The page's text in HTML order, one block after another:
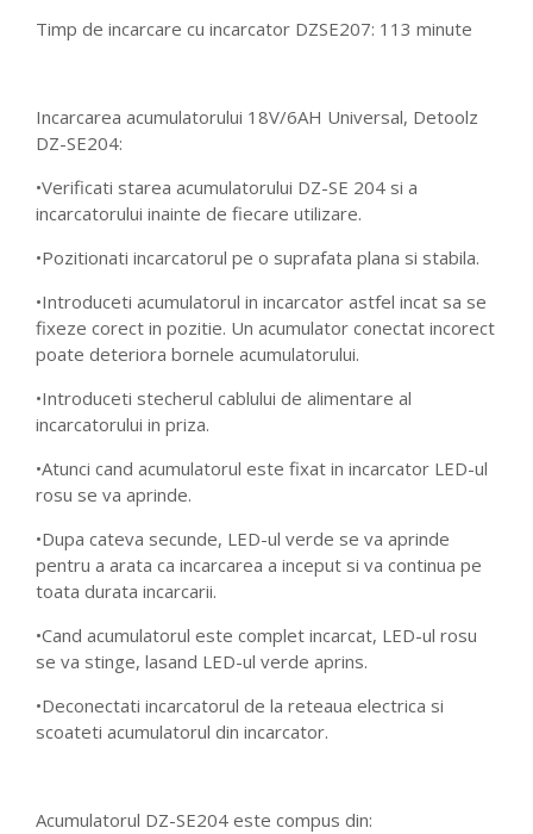
Timp de incarcare cu incarcator DZSE207: 113 minute
Incarcarea acumulatorului 18V/6AH Universal, Detoolz
DZ-SE204:
•Verificati starea acumulatorului DZ-SE 204 si a
incarcatorului inainte de fiecare utilizare.
•Pozitionati incarcatorul pe o suprafata plana si stabila.
•Introduceti acumulatorul in incarcator astfel incat sa se
fixeze corect in pozitie. Un acumulator conectat incorect
poate deteriora bornele acumulatorului.
•Introduceti stecherul cablului de alimentare al
incarcatorului in priza.
•Atunci cand acumulatorul este fixat in incarcator LED-ul
rosu se va aprinde.
•Dupa cateva secunde, LED-ul verde se va aprinde
pentru a arata ca incarcarea a inceput si va continua pe
toata durata incarcarii.
•Cand acumulatorul este complet incarcat, LED-ul rosu
se va stinge, lasand LED-ul verde aprins.
•Deconectati incarcatorul de la reteaua electrica si
scoateti acumulatorul din incarcator.
Acumulatorul DZ-SE204 este compus din: